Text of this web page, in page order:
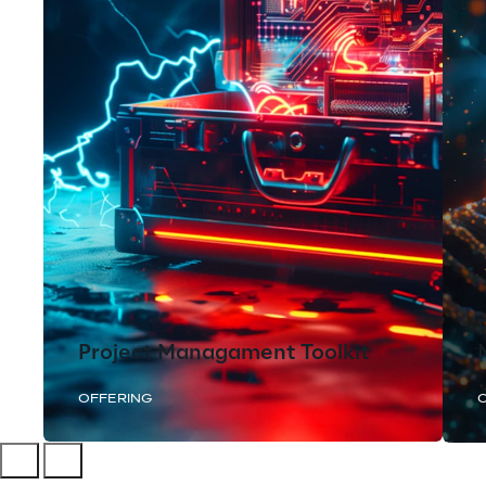
Project Managament Toolkit
OFFERING